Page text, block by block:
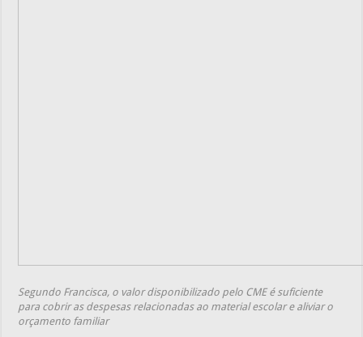
Segundo Francisca, o valor disponibilizado pelo CME é suficiente
para cobrir as despesas relacionadas ao material escolar e aliviar o
orçamento familiar